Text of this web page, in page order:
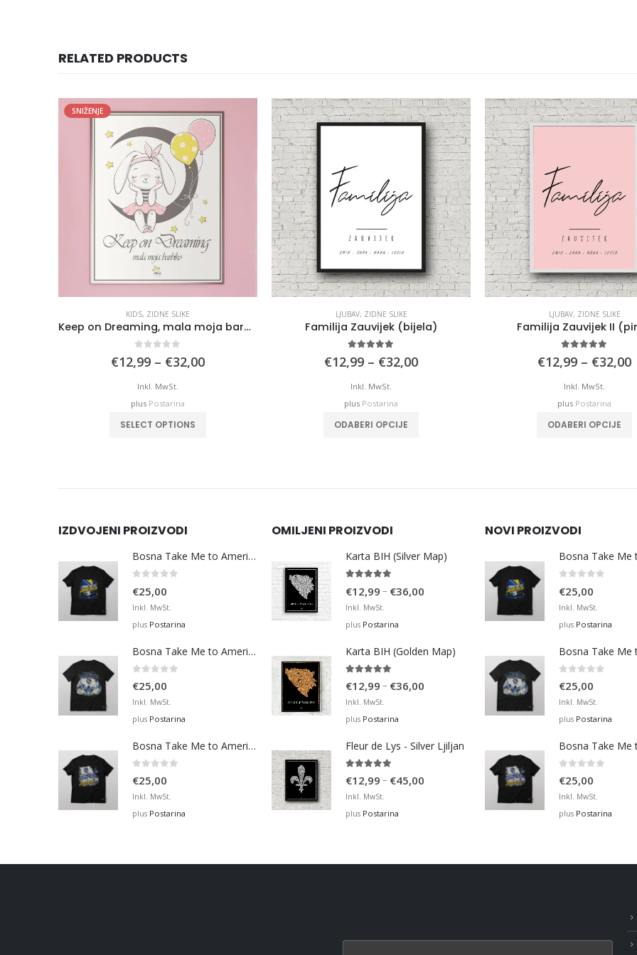
RELATED PRODUCTS
SNIŽENJE
KIDS, ZIDNE SLIKE
Keep on Dreaming, mala moja barbiko
€12,99 – €32,00Price
Inkl. MwSt.
plus Postarina
SELECT OPTIONS
LJUBAV, ZIDNE SLIKE
Familija Zauvijek (bijela)
€12,99 – €32,00Price
Inkl. MwSt.
plus Postarina
ODABERI OPCIJE
LJUBAV, ZIDNE SLIKE
Familija Zauvijek II
€12,99 – €32,00
Inkl. MwSt.
plus Postarina
ODABERI OPCIJE
IZDVOJENI PROIZVODI
Bosna Take Me to America Navijačka Majica 3
€25,00
Inkl. MwSt.
plus Postarina
Bosna Take Me to America Navijačka Majica 4
€25,00
Inkl. MwSt.
plus Postarina
Bosna Take Me to America Navijačka Majica 2
€25,00
Inkl. MwSt.
plus Postarina
OMILJENI PROIZVODI
Karta BIH (Silver Map)
€12,99 – €36,00
€36,00
Inkl. MwSt.
plus Postarina
Karta BIH (Golden Map)
€12,99 – €36,00
€36,00
Inkl. MwSt.
plus Postarina
Fleur de Lys - Silver Ljiljan
€12,99 – €45,00
Inkl. MwSt.
plus Postarina
NOVI PROIZVODI
€25,00
Inkl. MwSt.
plus Postarina
€25,00
Inkl. MwSt.
plus Postarina
€25,00
Inkl. MwSt.
plus Postarina